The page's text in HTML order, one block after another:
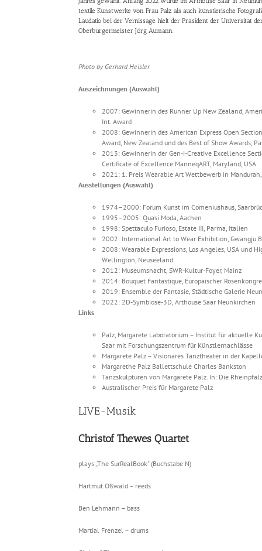
textile Kunstwerke von Frau Palz als auch künstlerische
Laudatio bei der Vernissage hielt der Präsident der Universität
Oberbürgermeister Jörg Aumann.
Photo by Gerhard Heisler
Auszeichnungen (Auswahl)
2007: Gewinnerin des Runner Up New Zealand,
Int. Award
2008: Gewinnerin des American Express Open
Award, New Zealand und des Best of Show Awards,
2013: Gewinnerin der Gen-i-Creative Excellence
Certificate of Excellence ManneqART, Maryland, USA
2021: 1. Preis Wearable Art Wettbewerb in
Ausstellungen (Auswahl)
1974–2000: Forum Kunst im Comeniushaus,
1995–2005: Quasi Moda, Aachen
1998: Spettaculo Furioso, Estate III, Parma, Italien
2002: International Art to Wear Exhibition, Gwangju
2008: Wearable Expressions, Los Angeles, USA und
Wellington, Neuseeland
2012: Museumsnacht, SWR-Kultur-Foyer, Mainz
2014: Bouquet Fantastique, Europäischer
2019: Ensemble der Fantasie, Städtische Galerie
2022: 2D-Symbiose-3D, Arthouse Saar Neunkirchen
Links
Palz, Margarete Laboratorium – Institut für aktuelle
Saar mit Forschungszentrum für Künstlernachlässe
Margarete Palz – Visionäres Tanztheater in der
Margarethe Palz Ballettschule Charles Bankston
Tanzskulpturen von Margarete Palz. In: Die
Australischer Preis für Margarete Palz
LIVE-Musik
Christof Thewes Quartet
plays „The SurRealBook" (Buchstabe N)
Hartmut Oßwald – reeds
Ben Lehmann – bass
Martial Frenzel – drums